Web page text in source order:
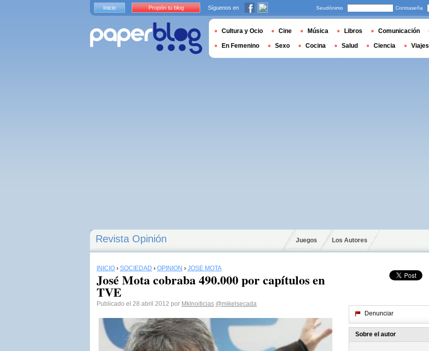
Revista Opinión Juegos Los Autores
INICIO › SOCIEDAD › OPINIÓN › JOSÉ MOTA
José Mota cobraba 490.000 por capítulos en
TVE
Publicado el 28 abril 2012 por Mklnoiticias @mikelsecada
Denunciar
Sobre el autor
Inicio Propón tu blog Síguenos en Seudónimo Contraseña
Cultura y Ocio Cine Música Libros Comunicación
En Femenino Sexo Cocina Salud Ciencia Viajes